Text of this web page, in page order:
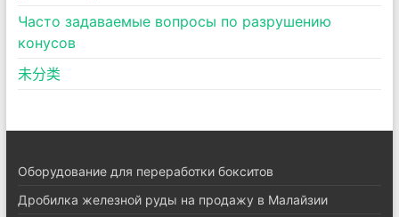
Часто задаваемые вопросы по разрушению
конусов
未分类
Оборудование для переработки бокситов
Дробилка железной руды на продажу в Малайзии